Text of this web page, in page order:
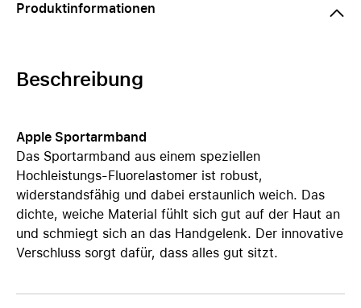
Produktinformationen
Beschreibung
Apple Sportarmband
Das Sportarmband aus einem speziellen
Hochleistungs-Fluorelastomer ist robust,
widerstandsfähig und dabei erstaunlich weich. Das
dichte, weiche Material fühlt sich gut auf der Haut an
und schmiegt sich an das Handgelenk. Der innovative
Verschluss sorgt dafür, dass alles gut sitzt.